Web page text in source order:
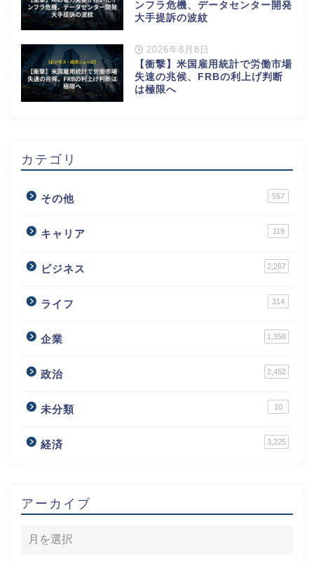
ンフラ危機、データセンター開発
大手提訴の波紋
2026年8月8日
【衝撃】米国雇用統計で労働市場
失速の兆候、FRBの利上げ判断
は極限へ
カテゴリ
その他 557
キャリア 119
ビジネス 2,267
ライフ 314
企業 1,358
政治 2,452
未分類 10
経済 3,225
アーカイブ